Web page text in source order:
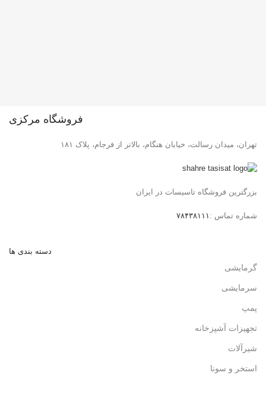
فروشگاه مرکزی
تهران، میدان رسالت، خیابان هنگام، بالاتر از فرجام، پلاک ۱۸۱
بزرگترین فروشگاه تاسیسات در ایران
شماره تماس : ۷۸۴۳۸۱۱۱
دسته بندی ها
گرمایشی
سرمایشی
پمپ
تجهیزات آشپزخانه
شیرآلات
استخر و سونا